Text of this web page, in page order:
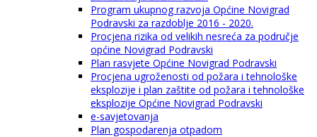
Program ukupnog razvoja Općine Novigrad
Podravski za razdoblje 2016 - 2020.
Procjena rizika od velikih nesreća za područje
općine Novigrad Podravski
Plan rasvjete Općine Novigrad Podravski
Procjena ugroženosti od požara i tehnološke
eksplozije i plan zaštite od požara i tehnološke
eksplozije Općine Novigrad Podravski
e-savjetovanja
Plan gospodarenja otpadom